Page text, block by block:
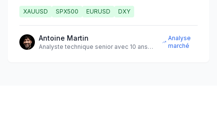
XAUUSD SPX500 EURUSD DXY
Antoine Martin
Analyste technique senior avec 10 ans
Analyse
marché